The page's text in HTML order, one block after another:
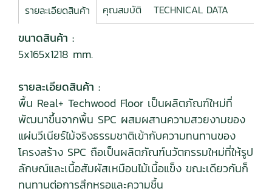
รายละเอียดสินค้า คุณสมบัติ TECHNICAL DATA
ขนาดสินค้า :
5x165x1218 mm.
รายละเอียดสินค้า :
พื้น Real+ Techwood Floor เป็นผลิตภัณฑ์ใหม่ที่
พัฒนาขึ้นจากพื้น SPC ผสมผสานความสวยงามของ
แผ่นวีเนียร์ไม้จริงธรรมชาติเข้ากับความทนทานของ
โครงสร้าง SPC ถือเป็นผลิตภัณฑ์นวัตกรรมใหม่ที่ให้รูป
ลักษณ์และเนื้อสัมผัสเหมือนไม้เนื้อแข็ง ขณะเดียวกันก็
ทนทานต่อการสึกหรอและความชื้น